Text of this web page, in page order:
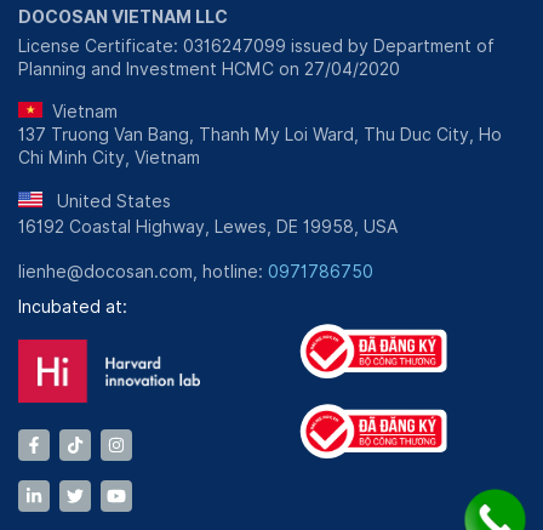
DOCOSAN VIETNAM LLC
License Certificate: 0316247099 issued by Department of
Planning and Investment HCMC on 27/04/2020
Vietnam
137 Truong Van Bang, Thanh My Loi Ward, Thu Duc City, Ho
Chi Minh City, Vietnam
United States
16192 Coastal Highway, Lewes, DE 19958, USA
lienhe@docosan.com, hotline: 0971786750
Incubated at: